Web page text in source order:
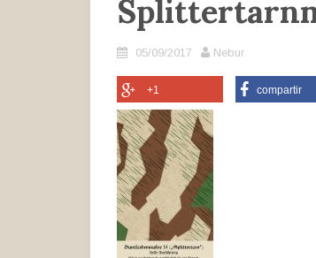
05/09/2017 Nebur
+1 compartir